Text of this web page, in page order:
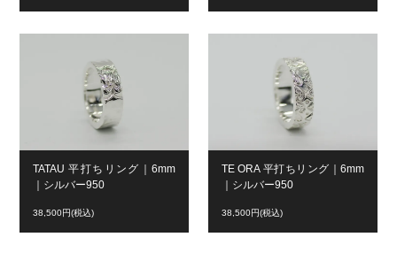
TATAU 平打ちリング｜6mm
｜シルバー950
38,500円(税込)
TE ORA 平打ちリング｜6mm
｜シルバー950
38,500円(税込)